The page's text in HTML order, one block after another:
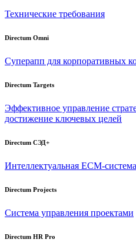
Технические требования
Directum Omni
Суперапп для корпоративных
Directum Targets
Эффективное управление
достижение ключевых целей
Directum СЭД+
Интеллектуальная ECM-система
Directum Projects
Система управления проектами
Directum HR Pro